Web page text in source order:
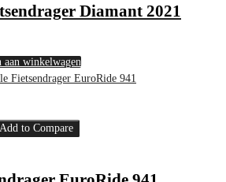
Diamant 2021
aan winkelwagen
Add to Compare